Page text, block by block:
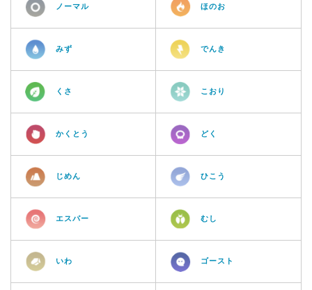
ノーマル ほのお
みず でんき
くさ こおり
かくとう どく
じめん ひこう
エスパー むし
いわ ゴースト